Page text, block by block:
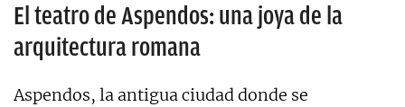
El teatro de Aspendos: una joya de la
arquitectura romana
Aspendos, la antigua ciudad donde se